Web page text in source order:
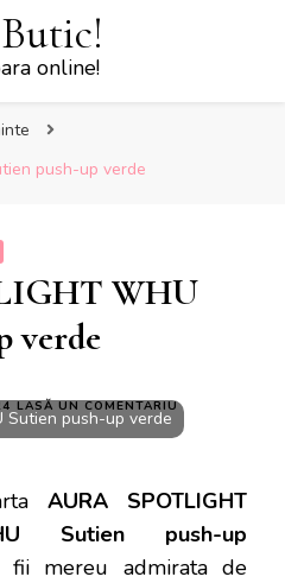
online!
push-up verde
WHU
verde
LASĂ UN COMENTARIULA
AURA
SUTIEN
PUSH-
UP
Sutien push-up verde
AURA SPOTLIGHT
Sutien push-up
fii mereu admirata de